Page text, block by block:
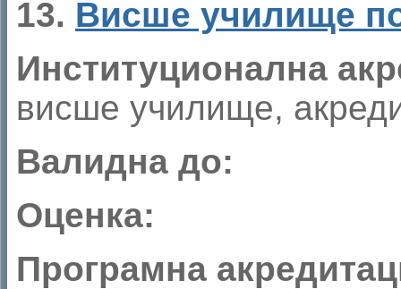
13. Висше училище
Институционална
висше училище,
Валидна до:
Оценка:
Програмна